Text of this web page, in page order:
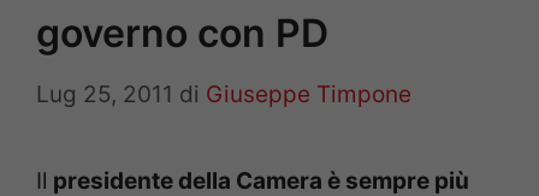
governo con PD
Lug 25, 2011 di Giuseppe Timpone
Il presidente della Camera è sempre più